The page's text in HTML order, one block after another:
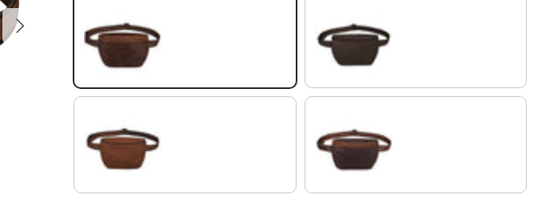
Siguiente
marrón antico marrón oscuro - opaco
cognac-marrón cognac marrón oscuro